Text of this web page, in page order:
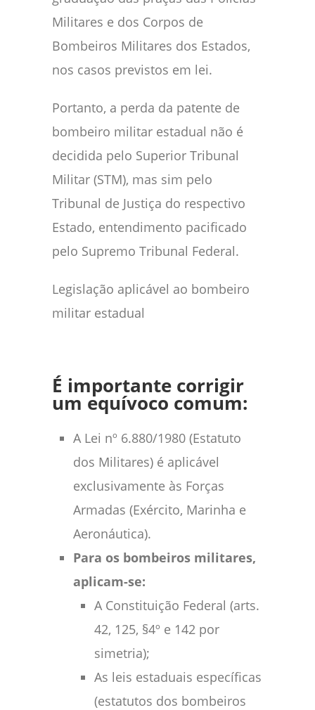
Militares e dos Corpos de
Bombeiros Militares dos Estados,
nos casos previstos em lei.
Portanto, a perda da patente de
bombeiro militar estadual não é
decidida pelo Superior Tribunal
Militar (STM), mas sim pelo
Tribunal de Justiça do respectivo
Estado, entendimento pacificado
pelo Supremo Tribunal Federal.
Legislação aplicável ao bombeiro
militar estadual
É importante corrigir
um equívoco comum:
A Lei nº 6.880/1980 (Estatuto
dos Militares) é aplicável
exclusivamente às Forças
Armadas (Exército, Marinha e
Aeronáutica).
Para os bombeiros militares,
aplicam-se:
A Constituição Federal (arts.
42, 125, §4º e 142 por
simetria);
As leis estaduais específicas
(estatutos dos bombeiros